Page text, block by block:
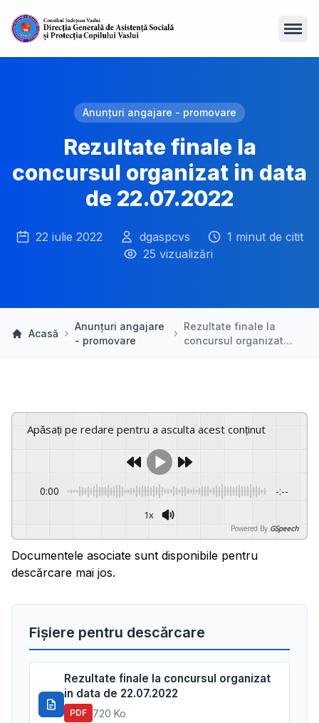
Anunțuri angajare - promovare
Rezultate finale la
concursul organizat in data
de 22.07.2022
22 iulie 2022 dgaspcvs
1 minut de citit
25 vizualizări
Acasă
Anunțuri angajare
- promovare
Rezultate finale la
concursul organizat…
Apăsați pe redare pentru a asculta acest conținut
0:00 -:--
1x
Powered By GSpeech
Documentele asociate sunt disponibile pentru
descărcare mai jos.
Fișiere pentru descărcare
Rezultate finale la concursul organizat
in data de 22.07.2022
PDF 720 Ko